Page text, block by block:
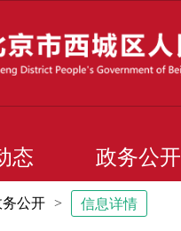
态 政务公开
务公开 > 信息详情